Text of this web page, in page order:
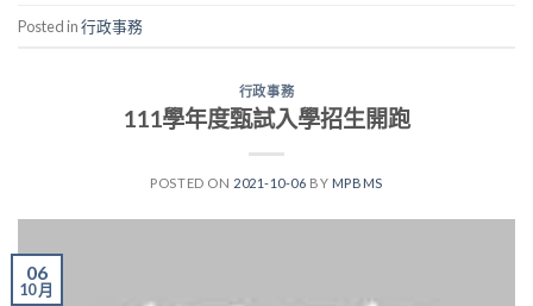
Posted in行政事務
行政事務
111學年度甄試入學招生開跑
POSTED ON 2021-10-06 BY MPBMS
06
10 月